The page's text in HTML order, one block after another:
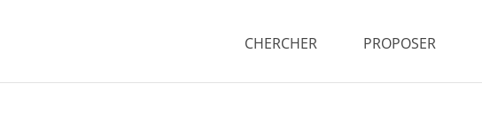
CHERCHER PROPOSER